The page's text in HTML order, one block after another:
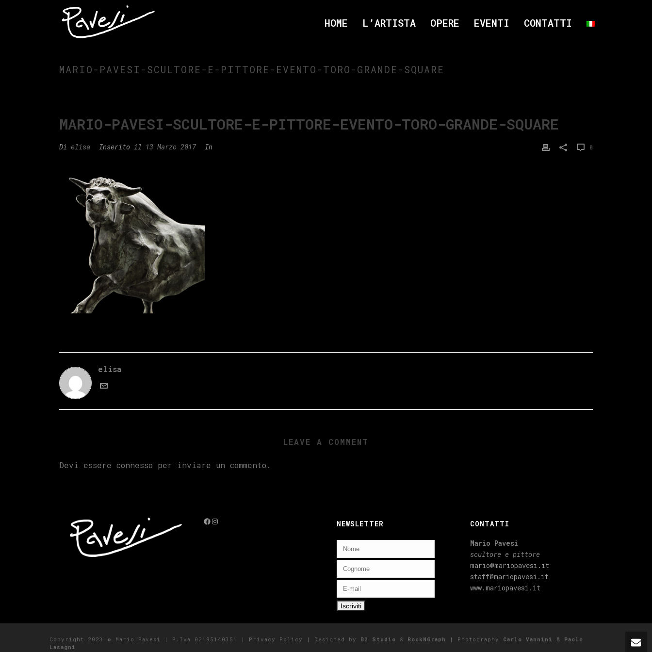
HOME L’ARTISTA OPERE EVENTI CONTATTI
MARIO-PAVESI-SCULTORE-E-PITTORE-EVENTO-TORO-GRANDE-SQUARE
MARIO-PAVESI-SCULTORE-E-PITTORE-EVENTO-TORO-GRANDE-SQUARE
Di elisa Inserito il 13 Marzo 2017 In 0
elisa
LEAVE A COMMENT
Devi essere connesso per inviare un commento.
Facebook
Instagram NEWSLETTER CONTATTI
Mario Pavesi
scultore e pittore
mario@mariopavesi.it
staff@mariopavesi.it
www.mariopavesi.it
Copyright 2023 © Mario Pavesi | P.Iva 02195140351 | Privacy Policy | Designed by B2 Studio & RockNGraph | Photography Carlo Vannini & Paolo
Lasagni